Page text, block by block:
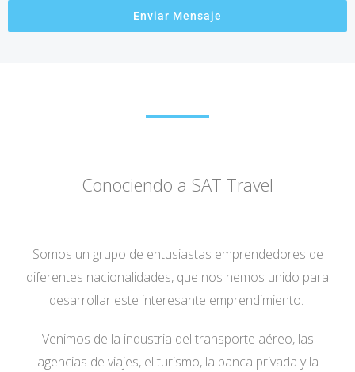
Enviar Mensaje
Conociendo a SAT Travel
Somos un grupo de entusiastas emprendedores de
diferentes nacionalidades, que nos hemos unido para
desarrollar este interesante emprendimiento.
Venimos de la industria del transporte aéreo, las
agencias de viajes, el turismo, la banca privada y la